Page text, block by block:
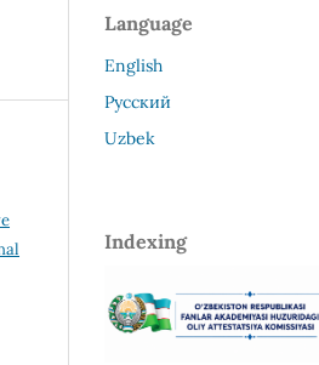
Language
English
Русский
Uzbek
Indexing